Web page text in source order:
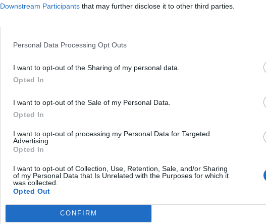
Downstream Participants that may further disclose it to other third parties.
Personal Data Processing Opt Outs
I want to opt-out of the Sharing of my personal data.
Opted In
I want to opt-out of the Sale of my Personal Data.
Opted In
I want to opt-out of processing my Personal Data for Targeted
Advertising.
Opted In
I want to opt-out of Collection, Use, Retention, Sale, and/or Sharing
of my Personal Data that Is Unrelated with the Purposes for which it
was collected.
Opted Out
CONFIRM